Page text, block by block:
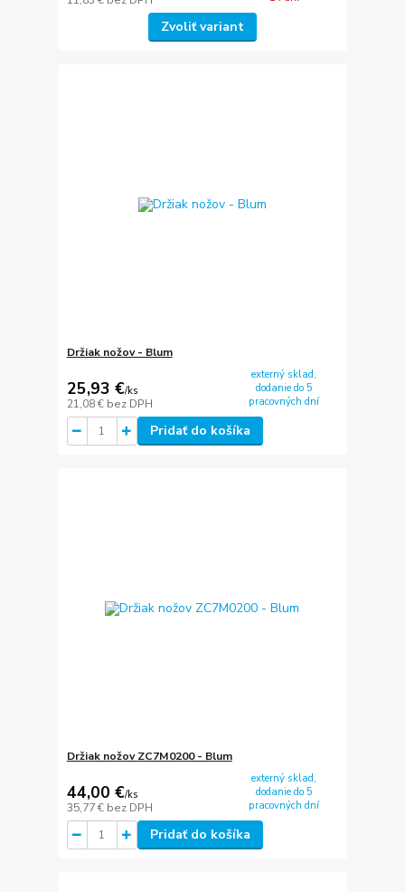
Zvoliť variant
Držiak nožov - Blum
25,93 €/ks
21,08 € bez DPH
externý sklad,
dodanie do 5
pracovných dní
Pridať do košíka
Držiak nožov ZC7M0200 - Blum
44,00 €/ks
35,77 € bez DPH
externý sklad,
dodanie do 5
pracovných dní
Pridať do košíka